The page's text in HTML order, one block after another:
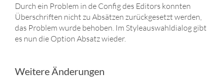
Durch ein Problem in de Config des Editors konnten
Überschriften nicht zu Absätzen zurückgesetzt werden,
das Problem wurde behoben. Im Styleauswahldialog gibt
es nun die Option Absatz wieder.
Weitere Änderungen